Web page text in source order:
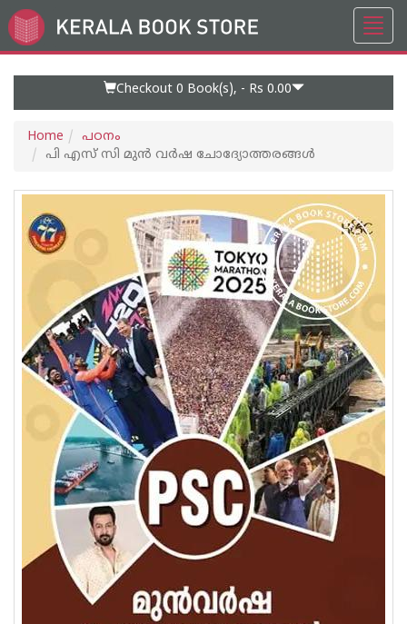
Go
to
Checkout 0 Book(s), - Rs 0.00
Home
പഠനം
പി എസ് സി മുന്‍ വര്‍ഷ ചോദ്യോത്തരങ്ങള്‍